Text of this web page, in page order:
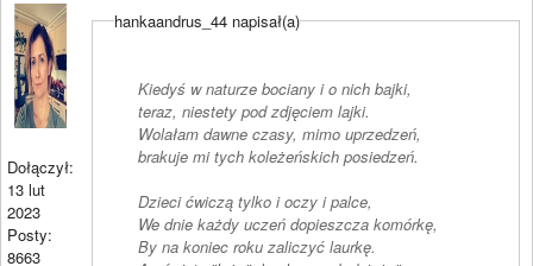
Dołączył:
13 lut
2023
Posty:
8663
hankaandrus_44 napisał(a)
Kiedyś w naturze bociany i o nich bajki,
teraz, niestety pod zdjęciem lajki.
Wolałam dawne czasy, mimo uprzedzeń,
brakuje mi tych koleżeńskich posiedzeń.
Dzieci ćwiczą tylko i oczy i palce,
We dnie każdy uczeń dopieszcza komórkę,
By na koniec roku zaliczyć laurkę.